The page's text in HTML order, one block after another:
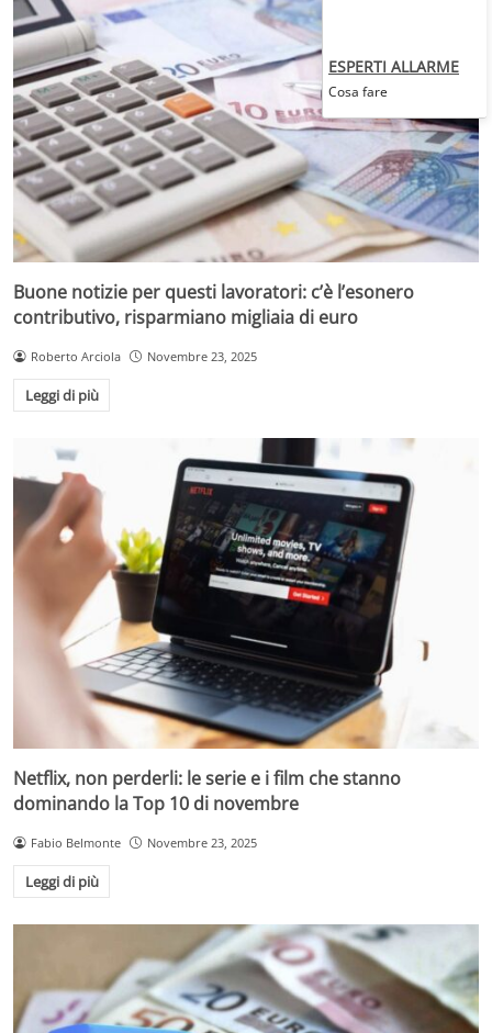
Buone notizie per questi lavoratori: c’è l’esonero
contributivo, risparmiano migliaia di euro
Roberto Arciola Novembre 23, 2025
Leggi di più
Netflix, non perderli: le serie e i film che stanno
dominando la Top 10 di novembre
Fabio Belmonte Novembre 23, 2025
Leggi di più
ESPERTI ALLARME
Cosa fare